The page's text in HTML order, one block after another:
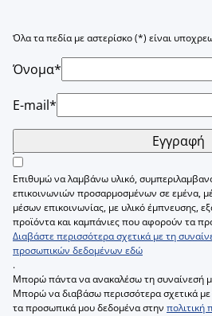
Όλα τα πεδία με αστερίσκο (*) είναι
Όνομα*
E-mail*
Εγγραφή
Επιθυμώ να λαμβάνω υλικό,
επικοινωνιών προσαρμοσμένων σε εμένα,
μέσων επικοινωνίας, με υλικό έμπνευσης,
προϊόντα και καμπάνιες που αφορούν τα
Διαβάστε περισσότερα σχετικά με τη
προσωπικών δεδομένων εδώ
.
Μπορώ πάντα να ανακαλέσω τη συναίνεσή
Μπορώ να διαβάσω περισσότερα σχετικά με
τα προσωπικά μου δεδομένα στην